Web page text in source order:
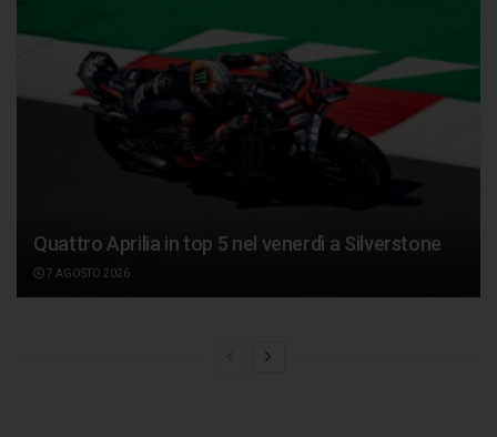
Quattro Aprilia in top 5 nel venerdì a Silverstone
7 AGOSTO 2026